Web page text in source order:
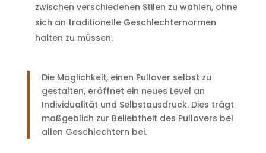
zwischen verschiedenen Stilen zu wählen, ohne
sich an traditionelle Geschlechternormen
halten zu müssen.
Die Möglichkeit, einen Pullover selbst zu
gestalten, eröffnet ein neues Level an
Individualität und Selbstausdruck. Dies trägt
maßgeblich zur Beliebtheit des Pullovers bei
allen Geschlechtern bei.